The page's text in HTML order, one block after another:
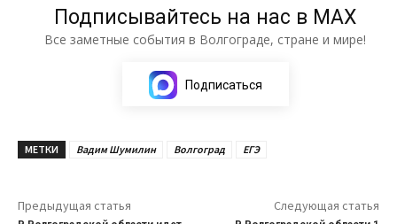
Подписывайтесь на нас в МАХ
Все заметные события в Волгограде, стране и мире!
Подписаться
МЕТКИ Вадим Шумилин Волгоград ЕГЭ
Предыдущая статья Следующая статья